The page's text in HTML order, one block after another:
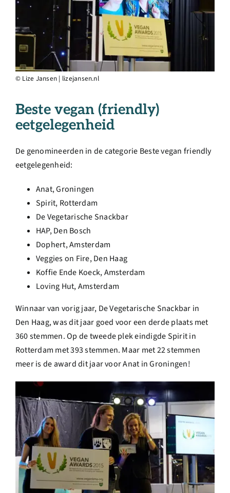
© Lize Jansen | lizejansen.nl
Beste vegan (friendly)
eetgelegenheid
De genomineerden in de categorie Beste vegan friendly
eetgelegenheid:
Anat, Groningen
Spirit, Rotterdam
De Vegetarische Snackbar
HAP, Den Bosch
Dophert, Amsterdam
Veggies on Fire, Den Haag
Koffie Ende Koeck, Amsterdam
Loving Hut, Amsterdam
Winnaar van vorig jaar, De Vegetarische Snackbar in
Den Haag, was dit jaar goed voor een derde plaats met
360 stemmen. Op de tweede plek eindigde Spirit in
Rotterdam met 393 stemmen. Maar met 22 stemmen
meer is de award dit jaar voor Anat in Groningen!